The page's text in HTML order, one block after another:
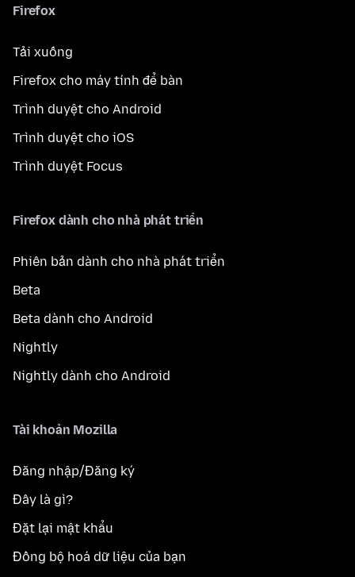
Firefox
Tải xuống
Firefox cho máy tính để bàn
Trình duyệt cho Android
Trình duyệt cho iOS
Trình duyệt Focus
Firefox dành cho nhà phát triển
Phiên bản dành cho nhà phát triển
Beta
Beta dành cho Android
Nightly
Nightly dành cho Android
Tài khoản Mozilla
Đăng nhập/Đăng ký
Đây là gì?
Đặt lại mật khẩu
Đồng bộ hoá dữ liệu của bạn